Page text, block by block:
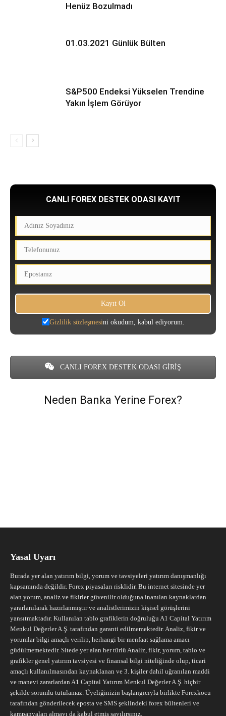
Henüz Bozulmadı
01.03.2021 Günlük Bülten
S&P500 Endeksi Yükselen Trendine
Yakın İşlem Görüyor
CANLI FOREX DESTEK ODASI KAYIT
Gizlilik sözleşmesini okudum, kabul ediyorum.
CANLI FOREX DESTEK ODASI GİRİŞ
Neden Banka Yerine Forex?
Yasal Uyarı
Burada yer alan yatırım bilgi, yorum ve tavsiyeleri yatırım danışmanlığı
kapsamında değildir. Forex piyasaları risklidir. Bu internet sitesinde yer
alan yorum, analiz ve fikirler güvenilir olduğuna inanılan kaynaklardan
yararlanılarak hazırlanmıştır ve analistlerimizin kişisel görüşlerini
yansıtmaktadır. Kullanılan tablo grafiklerin doğruluğu A1 Capital Yatırım
Menkul Değerler A.Ş. tarafından garanti edilmemektedir. Analiz, fikir ve
yorumlar bilgi amaçlı verilip, herhangi bir menfaat sağlama amacı
güdülmemektedir. Sitede yer alan her türlü Analiz, fikir, yorum, tablo ve
grafikler genel yatırım tavsiyesi ve finansal bilgi niteliğinde olup, ticari
amaçlı kullanılmasından kaynaklanan ve 3. kişiler dahil uğranılan maddi
ve manevi zararlardan A1 Capital Yatırım Menkul Değerler A.Ş. hiçbir
şekilde sorumlu tutulamaz. Üyeliğinizin başlangıcıyla birlikte Forexkocu
tarafından gönderilecek eposta ve SMS şeklindeki forex bültenleri ve
kampanyaları almayı da kabul etmiş sayılırsınız.